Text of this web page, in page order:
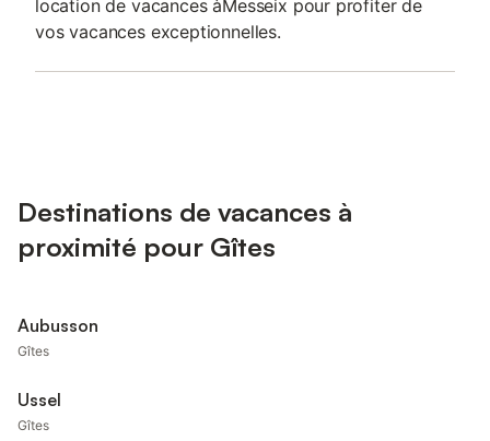
location de vacances àMesseix pour profiter de
vos vacances exceptionnelles.
Destinations de vacances à
proximité pour Gîtes
Aubusson
Gîtes
Ussel
Gîtes